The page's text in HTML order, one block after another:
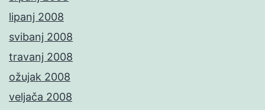
lipanj 2008
svibanj 2008
travanj 2008
ožujak 2008
veljača 2008